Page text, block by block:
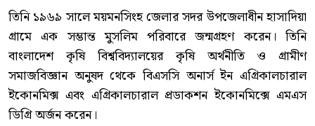
তিনি ১৯৬৯ সালে ময়মনসিংহ জেলার সদর উপজেলাধীন হাসাদিয়া
গ্রামে এক সম্ভান্ত মুসলিম পরিবারে জন্মগ্রহণ করেন। তিনি
বাংলাদেশ কৃষি বিশ্ববিদ্যালয়ের কৃষি অর্থনীতি ও গ্রামীণ
সমাজবিজ্ঞান অনুষদ থেকে বিএসসি অনার্স ইন এগ্রিকালচারাল
ইকোনমিক্স এবং এগ্রিকালচারাল প্রডাকশন ইকোনমিক্সে এমএস
ডিগ্রি অর্জন করেন।